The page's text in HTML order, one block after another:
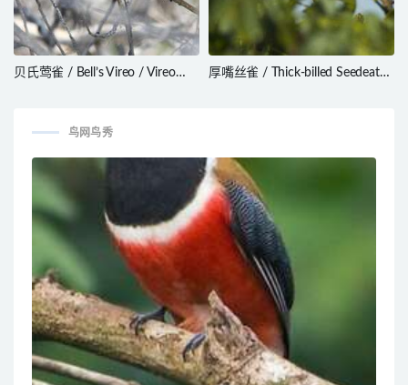
贝氏莺雀 / Bell’s Vireo / Vireo
厚嘴丝雀 / Thick-billed Seedeater
鸟网鸟秀